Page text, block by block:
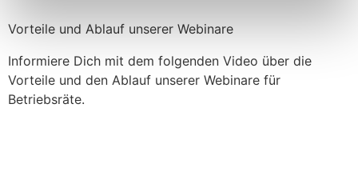
Vorteile und Ablauf unserer Webinare
Informiere Dich mit dem folgenden Video über die
Vorteile und den Ablauf unserer Webinare für
Betriebsräte.